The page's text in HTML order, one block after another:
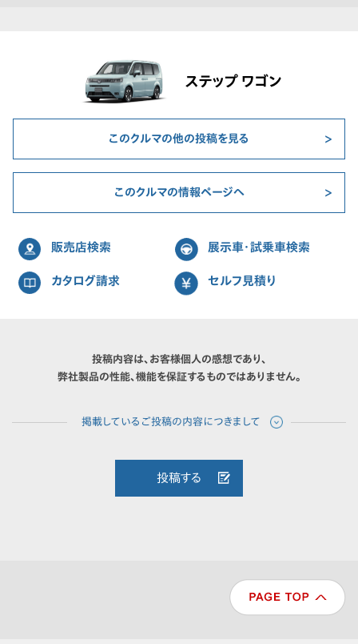
ステップ ワゴン
このクルマの他の投稿を見る
このクルマの情報ページへ
販売店検索 展示車・試乗車検索
カタログ請求 セルフ見積り
投稿内容は、お客様個人の感想であり、
弊社製品の性能、機能を保証するものではありません。
投稿する